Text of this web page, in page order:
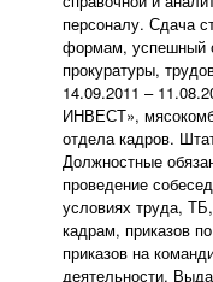
персоналу. Сдача
формам, успешный
прокуратуры,
14.09.2011 –
ИНВЕСТ»,
отдела кадров.
Должностные
проведение
условиях труда,
кадрам, приказов
приказов на
деятельности.